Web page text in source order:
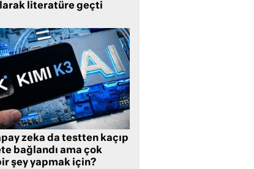
literatüre geçti
zeka da testten kaçıp
bağlandı ama çok
şey yapmak için?